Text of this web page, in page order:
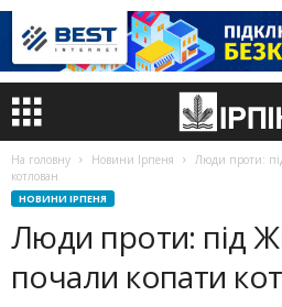
На головну Новини Ірпеня
Люди проти:
котлован
НОВИНИ ІРПЕНЯ
Люди проти: під
почали копати